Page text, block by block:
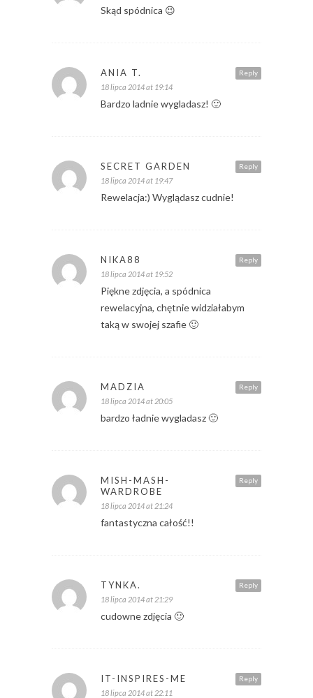
Skąd spódnica 😉
Reply
ANIA T.
18 lipca 2014 at 19:14
Bardzo ladnie wygladasz! 🙂
Reply
SECRET GARDEN
18 lipca 2014 at 19:47
Rewelacja:) Wyglądasz cudnie!
Reply
NIKA88
18 lipca 2014 at 19:52
Piękne zdjęcia, a spódnica
rewelacyjna, chętnie widziałabym
taką w swojej szafie 🙂
Reply
MADZIA
18 lipca 2014 at 20:05
bardzo ładnie wygladasz 🙂
Reply
MISH-MASH-
WARDROBE
18 lipca 2014 at 21:24
fantastyczna całość!!
Reply
TYNKA.
18 lipca 2014 at 21:29
cudowne zdjęcia 🙂
Reply
IT-INSPIRES-ME
18 lipca 2014 at 22:11